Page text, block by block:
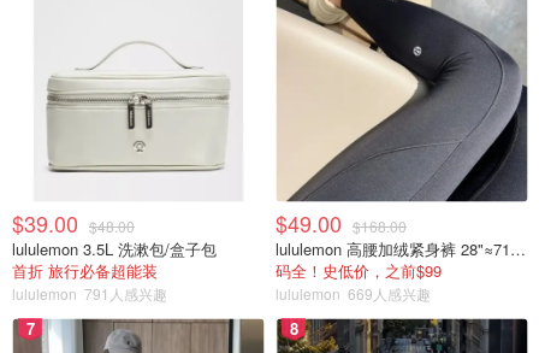
$39.00 $48.00
lululemon 3.5L 洗漱包/盒子包
首折 旅行必备超能装
lululemon 791人感兴趣
$49.00 $168.00
lululemon 高腰加绒紧身裤 28"≈71cm 5个口袋
码全！史低价，之前$99
lululemon 669人感兴趣
7 8